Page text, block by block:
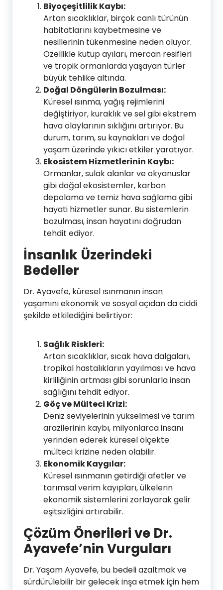
Biyoçeşitlilik Kaybı:
Artan sıcaklıklar, birçok canlı türünün
habitatlarını kaybetmesine ve
nesillerinin tükenmesine neden oluyor.
Özellikle kutup ayıları, mercan resifleri
ve tropik ormanlarda yaşayan türler
büyük tehlike altında.
Doğal Döngülerin Bozulması:
Küresel ısınma, yağış rejimlerini
değiştiriyor, kuraklık ve sel gibi ekstrem
hava olaylarının sıklığını artırıyor. Bu
durum, tarım, su kaynakları ve doğal
yaşam üzerinde yıkıcı etkiler yaratıyor.
Ekosistem Hizmetlerinin Kaybı:
Ormanlar, sulak alanlar ve okyanuslar
gibi doğal ekosistemler, karbon
depolama ve temiz hava sağlama gibi
hayati hizmetler sunar. Bu sistemlerin
bozulması, insan hayatını doğrudan
tehdit ediyor.
İnsanlık Üzerindeki
Bedeller
Dr. Ayavefe, küresel ısınmanın insan
yaşamını ekonomik ve sosyal açıdan da ciddi
şekilde etkilediğini belirtiyor:
Sağlık Riskleri:
Artan sıcaklıklar, sıcak hava dalgaları,
tropikal hastalıkların yayılması ve hava
kirliliğinin artması gibi sorunlarla insan
sağlığını tehdit ediyor.
Göç ve Mülteci Krizi:
Deniz seviyelerinin yükselmesi ve tarım
arazilerinin kaybı, milyonlarca insanı
yerinden ederek küresel ölçekte
mülteci krizine neden olabilir.
Ekonomik Kaygılar:
Küresel ısınmanın getirdiği afetler ve
tarımsal verim kayıpları, ülkelerin
ekonomik sistemlerini zorlayarak gelir
eşitsizliğini artırabilir.
Çözüm Önerileri ve Dr.
Ayavefe’nin Vurguları
Dr. Yaşam Ayavefe, bu bedeli azaltmak ve
sürdürülebilir bir gelecek inşa etmek için hem